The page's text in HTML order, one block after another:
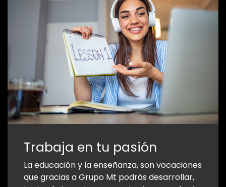
Trabaja en tu pasión
La educación y la enseñanza, son vocaciones
que gracias a Grupo Mt podrás desarrollar,